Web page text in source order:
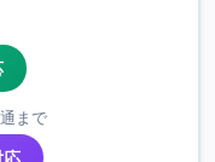
まで